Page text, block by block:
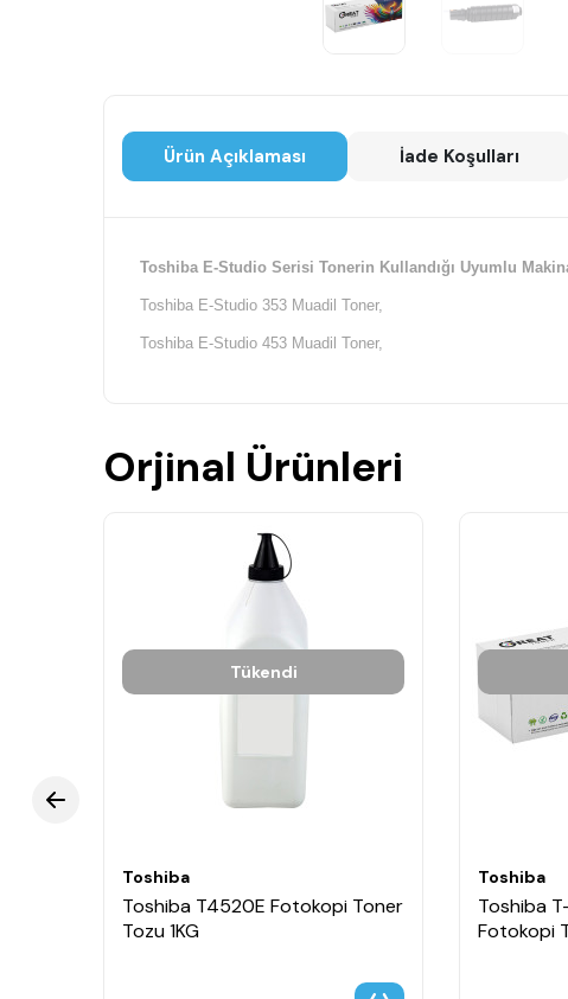
Ürün Açıklaması İade Koşulları
Toshiba E-Studio Serisi Tonerin Kullandığı Uyumlu
Toshiba E-Studio 353 Muadil Toner,
Toshiba E-Studio 453 Muadil Toner,
Orjinal Ürünleri
Tükendi
Toshiba
Toshiba T4520E Fotokopi Toner
Tozu 1KG
Toshiba
Toshiba
Fotokopi